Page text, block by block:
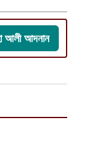
আলী আদনান